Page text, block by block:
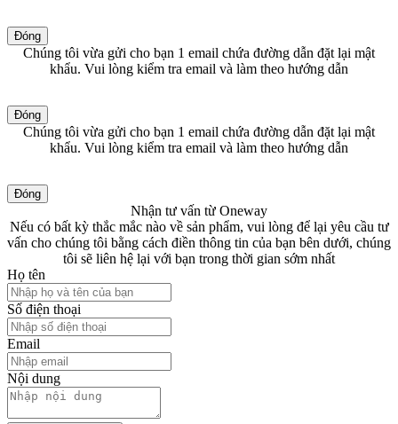
Đóng
Chúng tôi vừa gửi cho bạn 1 email chứa đường dẫn đặt lại mật
khẩu. Vui lòng kiểm tra email và làm theo hướng dẫn
Đóng
Chúng tôi vừa gửi cho bạn 1 email chứa đường dẫn đặt lại mật
khẩu. Vui lòng kiểm tra email và làm theo hướng dẫn
Đóng
Nhận tư vấn từ Oneway
Nếu có bất kỳ thắc mắc nào về sản phẩm, vui lòng để lại yêu cầu tư
vấn cho chúng tôi bằng cách điền thông tin của bạn bên dưới, chúng
tôi sẽ liên hệ lại với bạn trong thời gian sớm nhất
Họ tên
Số điện thoại
Email
Nội dung